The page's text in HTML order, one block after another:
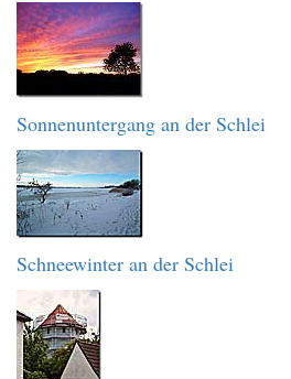
Sonnenuntergang an der Schlei
Schneewinter an der Schlei